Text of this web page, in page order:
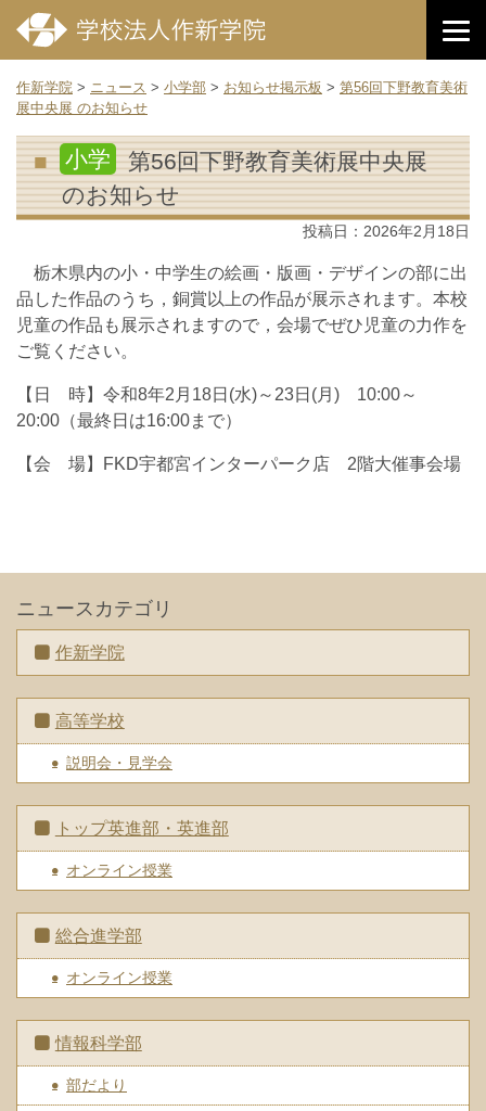
作新学院 > ニュース > 小学部 > お知らせ掲示板 > 第56回下野教育美術
展中央展 のお知らせ
小学
第56回下野教育美術展中央展
のお知らせ
投稿日： 2026年2月18日
栃木県内の小・中学生の絵画・版画・デザインの部に出
品した作品のうち，銅賞以上の作品が展示されます。本校
児童の作品も展示されますので，会場でぜひ児童の力作を
ご覧ください。
【日 時】令和8年2月18日(水)～23日(月) 10:00～
20:00（最終日は16:00まで）
【会 場】FKD宇都宮インターパーク店 2階大催事会場
ニュースカテゴリ
作新学院
高等学校
説明会・見学会
トップ英進部・英進部
オンライン授業
総合進学部
オンライン授業
情報科学部
部だより